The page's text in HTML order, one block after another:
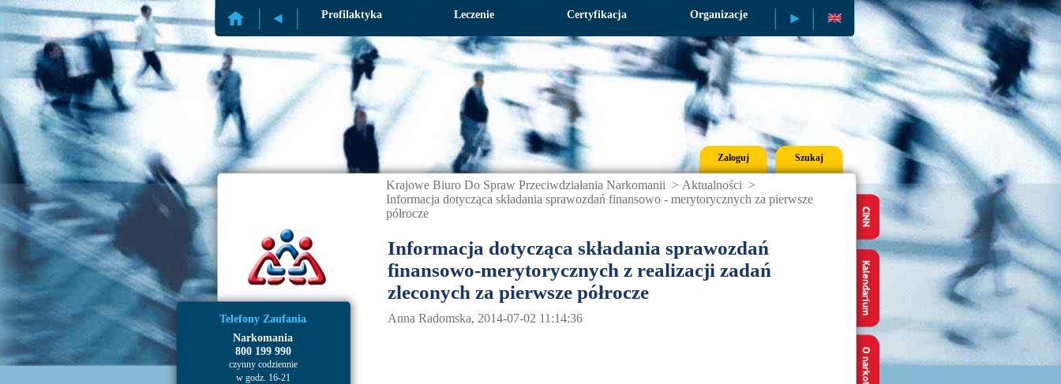
Profilaktyka Leczenie Certyfikacja Organizacje Publikacje
Zaloguj Szukaj
Telefony Zaufania
Narkomania
800 199 990
czynny codziennie
w godz. 16-21
Krajowe Biuro Do Spraw Przeciwdziałania Narkomanii > Aktualności >
Informacja dotycząca składania sprawozdań finansowo - merytorycznych za pierwsze
półrocze
Informacja dotycząca składania sprawozdań
finansowo-merytorycznych z realizacji zadań
zleconych za pierwsze półrocze
Anna Radomska, 2014-07-02 11:14:36